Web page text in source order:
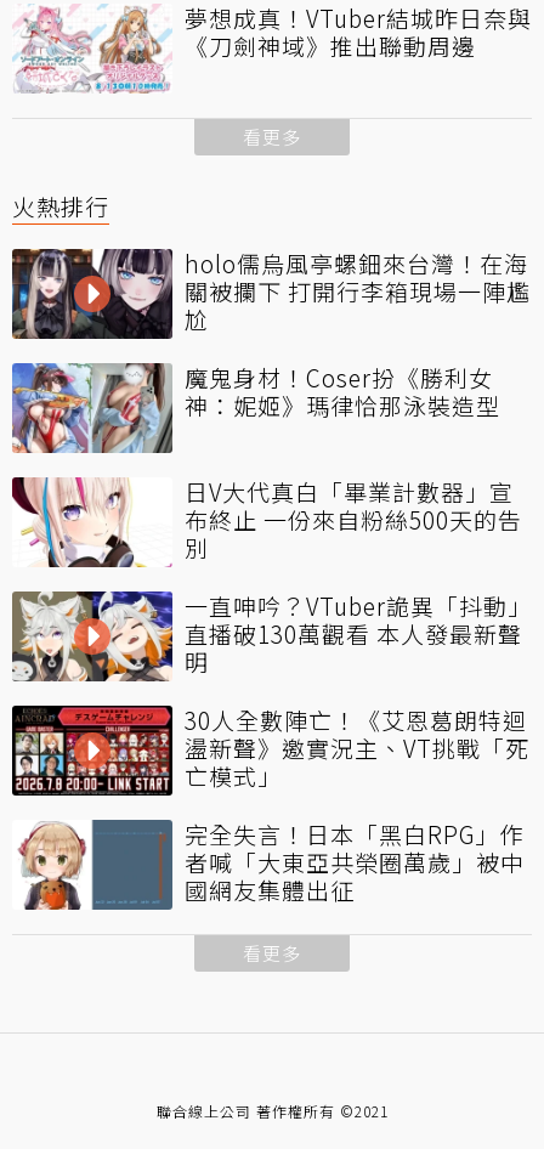
夢想成真！VTuber結城昨日奈與
《刀劍神域》推出聯動周邊
看更多
火熱排行
holo儒烏風亭螺鈿來台灣！在海
關被攔下 打開行李箱現場一陣尷
尬
魔鬼身材！Coser扮《勝利女
神：妮姬》瑪律恰那泳裝造型
日V大代真白「畢業計數器」宣
布終止 一份來自粉絲500天的告
別
一直呻吟？VTuber詭異「抖動」
直播破130萬觀看 本人發最新聲
明
30人全數陣亡！《艾恩葛朗特迴
盪新聲》邀實況主、VT挑戰「死
亡模式」
完全失言！日本「黑白RPG」作
者喊「大東亞共榮圈萬歲」被中
國網友集體出征
看更多
聯合線上公司 著作權所有 ©2021